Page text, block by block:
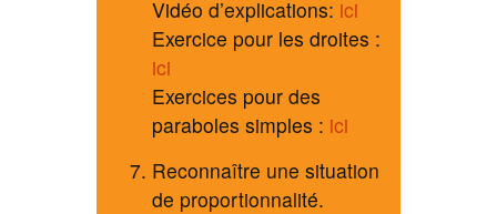
Vidéo d’explications: ici
Exercice pour les droites :
ici
Exercices pour des
paraboles simples : ici
Reconnaître une situation
de proportionnalité.